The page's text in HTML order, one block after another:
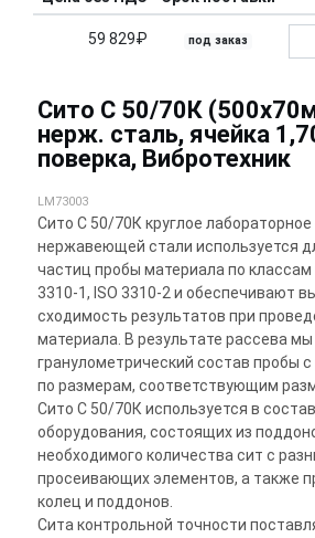
59 829₽ под заказ
Сито С 50/70К
нерж. сталь, ячейка
поверка, Вибротехник
LM73003
Сито С 50/70К круглое лабораторное
нержавеющей стали используется
частиц пробы материала по классам
3310-1, ISO 3310-2 и обеспечивают
сходимость результатов при
материала. В результате рассева
гранулометрический состав пробы
по размерам, соответствующим
Сито С 50/70К используется в
оборудования, состоящих из
необходимого количества сит с
просеивающих элементов, а также
колец и поддонов.
Сита контрольной точности